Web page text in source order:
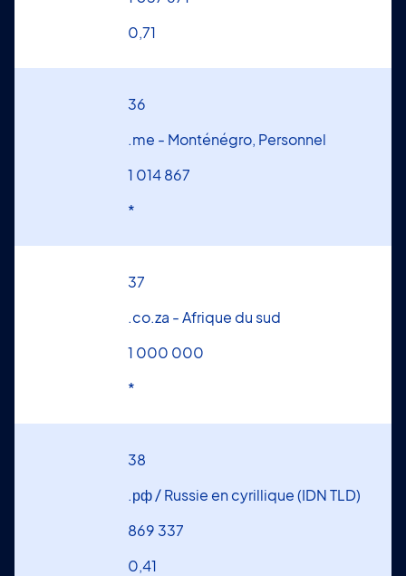
0,71
36
.me - Monténégro, Personnel
1 014 867
*
37
.co.za - Afrique du sud
1 000 000
*
38
.рф / Russie en cyrillique (IDN TLD)
869 337
0,41